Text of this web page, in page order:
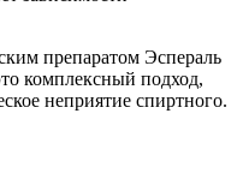
препаратом Эспераль
комплексный подход,
неприятие спиртного.